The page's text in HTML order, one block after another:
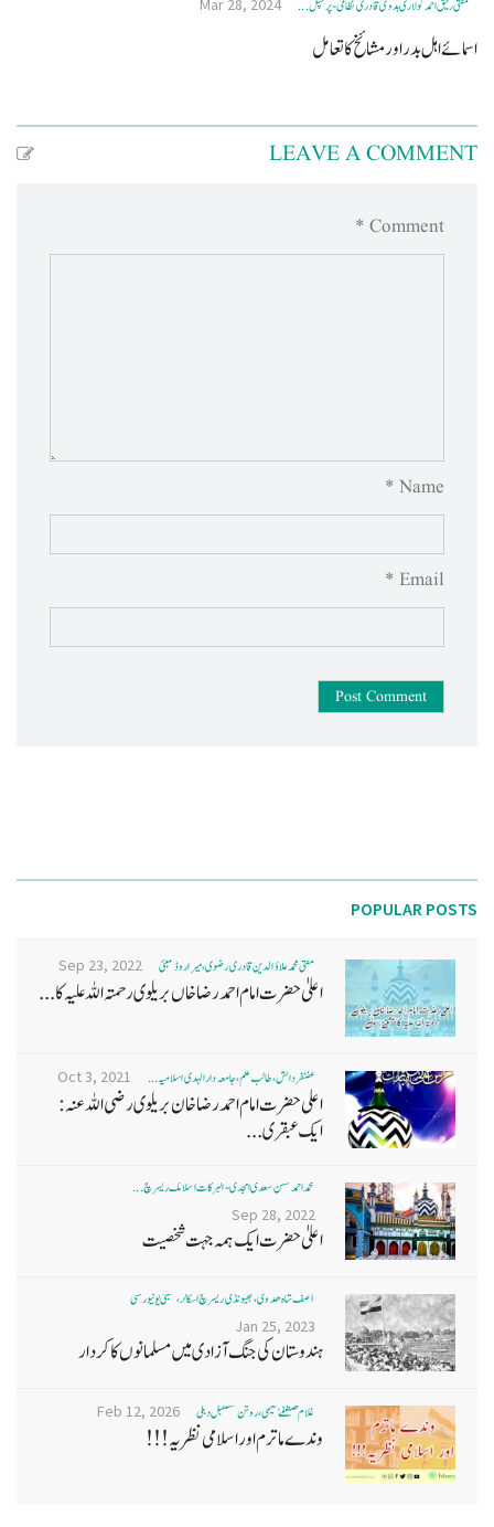
مفتی رفیق احمد کولاری ہدوی قادری نظامی- پرنسپل ... Mar 28, 2024
اسمائے اہل بدر اور مشائخ کا تعامل
LEAVE A COMMENT
Comment *
Name *
Email *
Post Comment
POPULAR POSTS
مفتی محمد علاؤ الدین قادری رضوی ، میرا روڈ ممبئی Sep 23, 2022
اعلیٰ حضرت امام احمد رضا خاں بر یلو ی رحمتہ اللہ علیہ کا...
غضنفر دانش، طالب علم، جامعہ دارالہدی اسلامیہ ... Oct 3, 2021
اعلی حضرت امام احمد رضا خان بریلوی رضی اللہ عنہ:
ایک عبقری...
محمد احمد حسن سعدی امجدی - البرکات اسلامک ریسرچ ...
Sep 28, 2022
اعلیٰ حضرت ایک ہمہ جہت شخصیت
آصف شاہ ھدوی، بھیونڈی ریسرچ اسکالر، ممبئی یونیورسٹی
Jan 25, 2023
ہندوستان کی جنگ آزادی میں مسلمانوں کا کردار
غلام مصطفےٰ نعیمی، روشن مستقبل دہلی Feb 12, 2026
وندے ماترم اور اسلامی نظریہ!!!